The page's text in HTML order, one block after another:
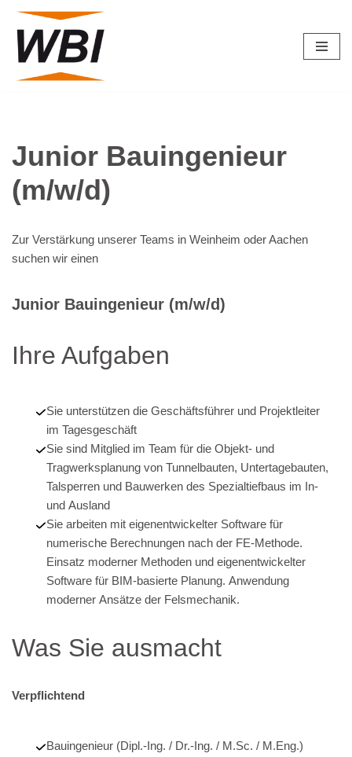
Zum
Inhalt
springen
Junior Bauingenieur
(m/w/d)
Zur Verstärkung unserer Teams in Weinheim oder Aachen
suchen wir einen
Junior Bauingenieur (m/w/d)
Ihre Aufgaben
Sie unterstützen die Geschäftsführer und Projektleiter
im Tagesgeschäft
Sie sind Mitglied im Team für die Objekt- und
Tragwerksplanung von Tunnelbauten, Untertagebauten,
Talsperren und Bauwerken des Spezialtiefbaus im In-
und Ausland
Sie arbeiten mit eigenentwickelter Software für
numerische Berechnungen nach der FE-Methode.
Einsatz moderner Methoden und eigenentwickelter
Software für BIM-basierte Planung. Anwendung
moderner Ansätze der Felsmechanik.
Was Sie ausmacht
Verpflichtend
Bauingenieur (Dipl.-Ing. / Dr.-Ing. / M.Sc. / M.Eng.)